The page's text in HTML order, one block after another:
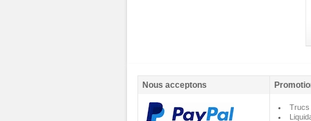
Nous acceptons
Trucs